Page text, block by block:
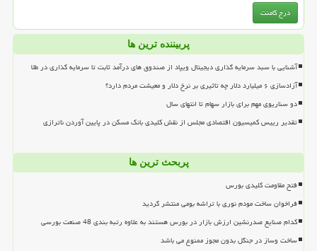
پربیننده ترین ها
آشنایی با سبد سرمایه گذاری دیجیتال ویپاد از صندوق های درآمد ثابت تا سرمایه گذاری در طلا
آزادسازی ۶ میلیارد دلار چه تاثیری بر نرخ دلار و معیشت مردم دارد؟
دو سناریوی مهم برای بازار سهام تا انتهای سال
تقدیر رییس کمیسیون اقتصادی مجلس از نقش کلیدی بانک مسکن در پایین آوردن ناترازی
پربحث ترین ها
فتح مقاومت کلیدی بورس
فراخوان ساخت مودم نوری با تراشه بومی منتشر گردید
کدام صنایع صدرنشین ارزش بازار در بورس هستند به علاوه رتبه بندی 48 صنعت بورسی
ساخت وساز در جنگل بدون مجوز ممنوع می باشد